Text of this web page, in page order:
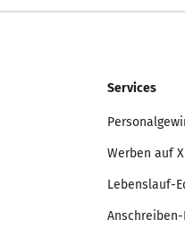
Services
Werben auf
Lebenslauf-